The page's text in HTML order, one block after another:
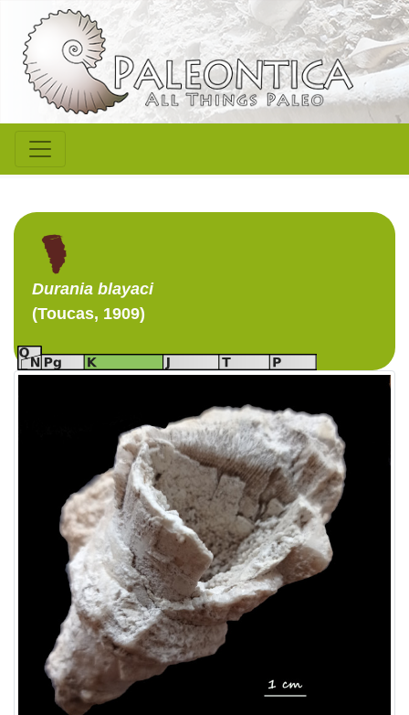
Durania blayaci
(Toucas, 1909)